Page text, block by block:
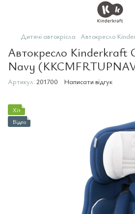
Дитячі автокрісла Автокресло
Автокресло Kinderkraft
Navy
Артикул: 201700 Написати відгук
Хіт
Відео